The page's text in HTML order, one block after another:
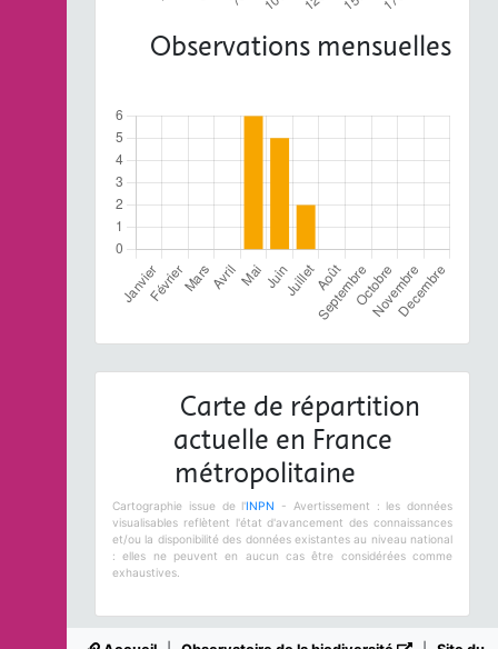
Observations mensuelles
Carte de répartition
actuelle en France
métropolitaine
Cartographie issue de l'INPN
- Avertissement : les données
visualisables reflètent l'état d'avancement des connaissances
et/ou la disponibilité des données existantes au niveau national
: elles ne peuvent en aucun cas être considérées comme
exhaustives.